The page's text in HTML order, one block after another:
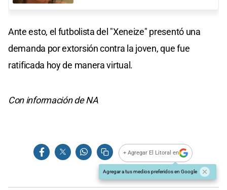
Ante esto, el futbolista del "Xeneize" presentó una
demanda por extorsión contra la joven, que fue
ratificada hoy de manera virtual.
Con información de NA
+ Agregar El Litoral en
Agregar a tus medios preferidos en Google